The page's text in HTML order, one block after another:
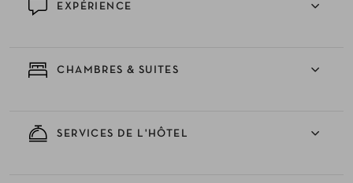
EXPÉRIENCE
CHAMBRES & SUITES
SERVICES DE L'HÔTEL